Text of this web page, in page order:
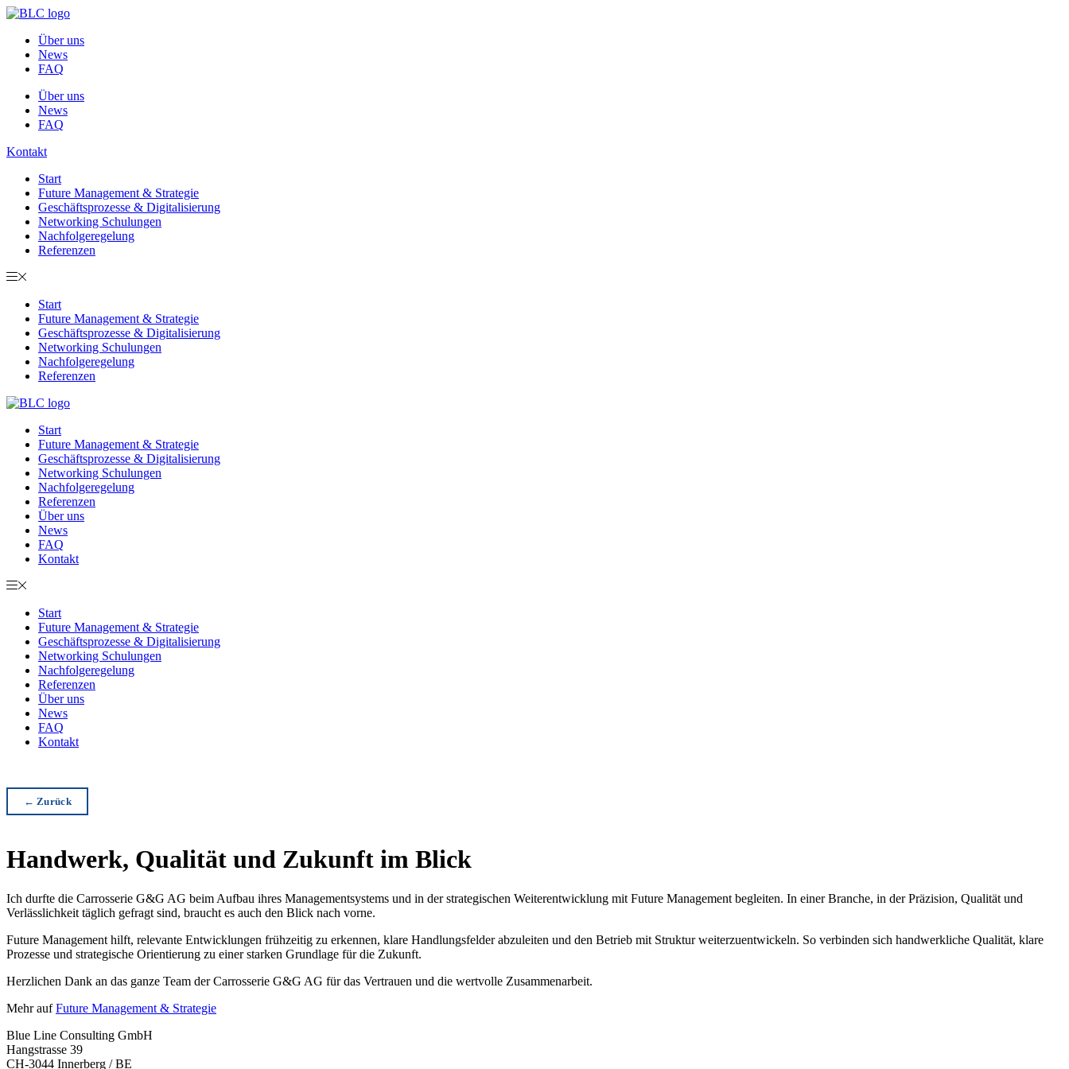
Zum
springenÜber uns
News
FAQ
Über uns
News
FAQ
Kontakt
Start
Future Management & Strategie
Geschäftsprozesse & Digitalisierung
Networking Schulungen
Nachfolgeregelung
Referenzen
Start
Future Management & Strategie
Geschäftsprozesse & Digitalisierung
Networking Schulungen
Nachfolgeregelung
Referenzen
Start
Future Management & Strategie
Geschäftsprozesse & Digitalisierung
Networking Schulungen
Nachfolgeregelung
Referenzen
Über uns
News
FAQ
Kontakt
Start
Future Management & Strategie
Geschäftsprozesse & Digitalisierung
Networking Schulungen
Nachfolgeregelung
Referenzen
Über uns
News
FAQ
Kontakt
← Zurück
Handwerk, Qualität und Zukunft im Blick
Ich durfte die Carrosserie G&G AG beim Aufbau ihres Managementsystems und in der strategischen Weiterentwicklung mit Future Management begleiten. In einer Branche, in der Präzision, Qualität und
Verlässlichkeit täglich gefragt sind, braucht es auch den Blick nach vorne.
Future Management hilft, relevante Entwicklungen frühzeitig zu erkennen, klare Handlungsfelder abzuleiten und den Betrieb mit Struktur weiterzuentwickeln. So verbinden sich handwerkliche Qualität, klare
Prozesse und strategische Orientierung zu einer starken Grundlage für die Zukunft.
Herzlichen Dank an das ganze Team der Carrosserie G&G AG für das Vertrauen und die wertvolle Zusammenarbeit.
Mehr aufFuture Management & Strategie
Blue Line Consulting GmbH
Hangstrasse 39
CH-3044 Innerberg / BE